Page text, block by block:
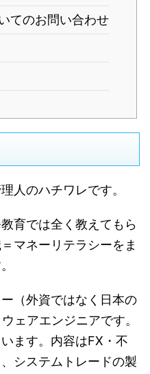
てのお問い合わせ
人のハチワレです。
育では全く教えてもら
マネーリテラシーをま
（外資ではなく日本の
ェアエンジニアです。
ます。内容はFX・不
システムトレードの製